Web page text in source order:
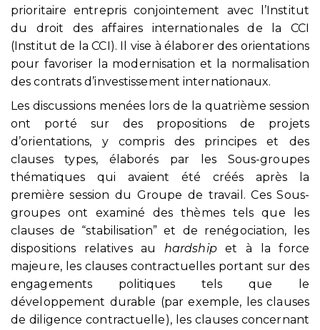
prioritaire entrepris conjointement avec l’Institut
du droit des affaires internationales de la CCI
(Institut de la CCI). Il vise à élaborer des orientations
pour favoriser la modernisation et la normalisation
des contrats d’investissement internationaux.
Les discussions menées lors de la quatrième session
ont porté sur des propositions de projets
d’orientations, y compris des principes et des
clauses types, élaborés par les Sous-groupes
thématiques qui avaient été créés après la
première session du Groupe de travail. Ces Sous-
groupes ont examiné des thèmes tels que les
clauses de “stabilisation” et de renégociation, les
dispositions relatives au hardshipet à la force
majeure, les clauses contractuelles portant sur des
engagements politiques tels que le
développement durable (par exemple, les clauses
de diligence contractuelle), les clauses concernant